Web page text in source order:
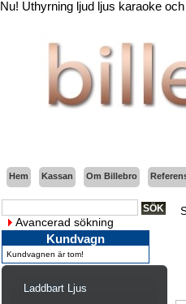
Nu! Uthyrning ljud ljus karaoke
Hem Kassan Om Billebro
Avancerad sökning
Kundvagn
Kundvagnen är tom!
Laddbart Ljus